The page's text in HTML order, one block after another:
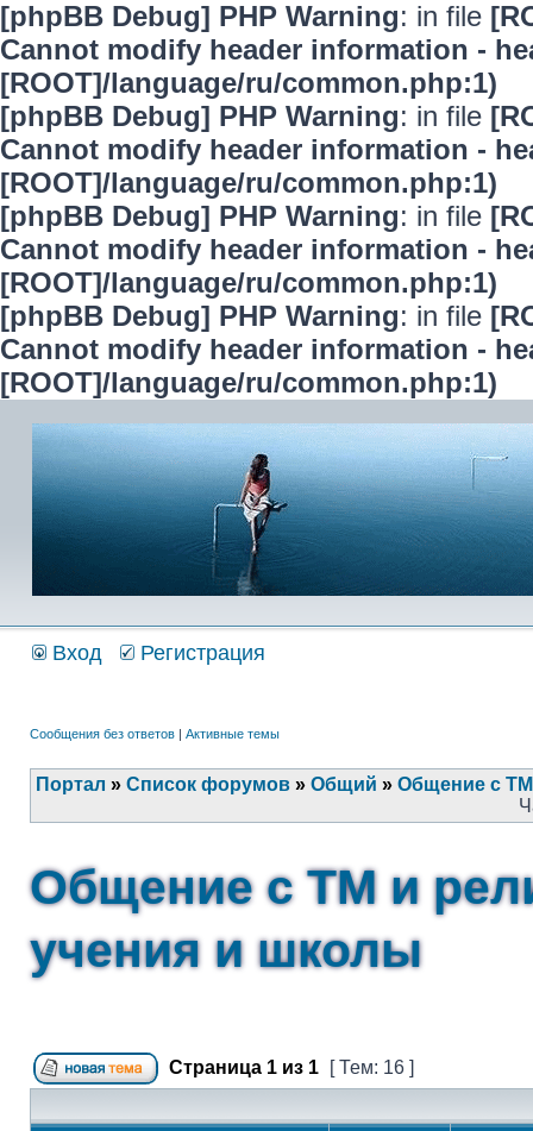
[phpBB Debug] PHP Warning: in file
Cannot modify header information -
[ROOT]/language/ru/common.php:1)
[phpBB Debug] PHP Warning: in file
Cannot modify header information -
[ROOT]/language/ru/common.php:1)
[phpBB Debug] PHP Warning: in file
Cannot modify header information -
[ROOT]/language/ru/common.php:1)
[phpBB Debug] PHP Warning: in file
Cannot modify header information -
[ROOT]/language/ru/common.php:1)
Вход Регистрация
Сообщения без ответов | Активные темы
Портал » Список форумов » Общий » Общение с
Общение с ТМ и
учения и школы
Страница 1 из 1 [ Тем: 16 ]